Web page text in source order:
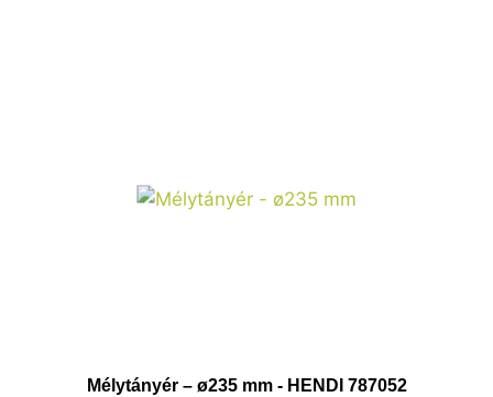
Mélytányér – ø235 mm - HENDI 787052